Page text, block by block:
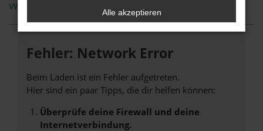
VW T-Cross Gebrauchtwagen Bad Oeynhausen
Fehler: Network Error
Beim Laden ist ein Fehler aufgetreten.
Hier sind ein paar Tipps, die dir helfen können:
Überprüfe deine Firewall und deine
Internetverbindung.
Alle akzeptieren